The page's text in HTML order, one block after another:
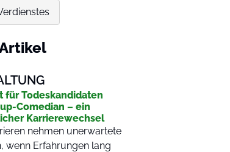
für Todeskandidaten
Comedian – ein
Karrierewechsel
nehmen unerwartete
wenn Erfahrungen lang